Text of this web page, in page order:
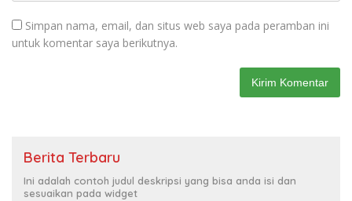
Simpan nama, email, dan situs web saya pada peramban ini
untuk komentar saya berikutnya.
Berita Terbaru
Ini adalah contoh judul deskripsi yang bisa anda isi dan
sesuaikan pada widget